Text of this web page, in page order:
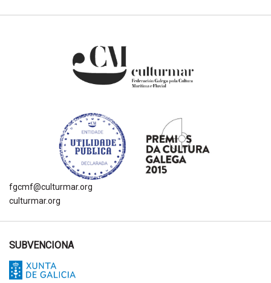
fgcmf@culturmar.org
culturmar.org
SUBVENCIONA